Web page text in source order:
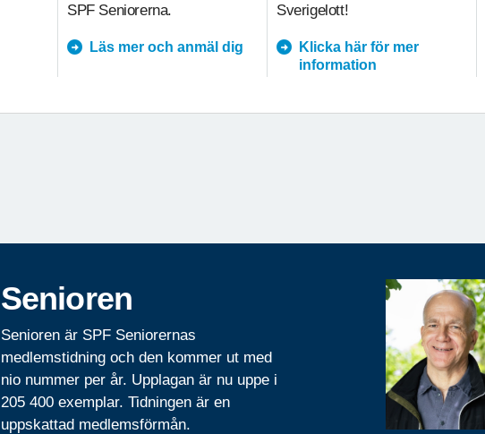
SPF Seniorerna.
Läs mer och anmäl dig
Sverigelott!
Klicka här för mer
information
Senioren
Senioren är SPF Seniorernas
medlemstidning och den kommer ut med
nio nummer per år. Upplagan är nu uppe i
205 400 exemplar. Tidningen är en
uppskattad medlemsförmån.